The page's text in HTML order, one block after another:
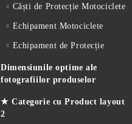
Căști de Protecție Motociclete
Echipament Motociclete
Echipament de Protecție
Dimensiunile optime ale
fotografiilor produselor
★ Categorie cu Product layout
2